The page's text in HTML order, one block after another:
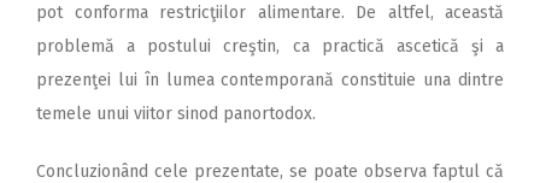
pot conforma restricţiilor alimentare. De altfel, această
problemă a postului creştin, ca practică ascetică şi a
prezenţei lui în lumea contemporană constituie una dintre
temele unui viitor sinod panortodox.
Concluzionând cele prezentate, se poate observa faptul că